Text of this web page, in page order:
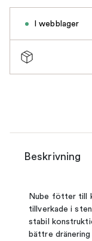
I webblager
Beskrivning
Nube fötter till
tillverkade i
stabil
bättre